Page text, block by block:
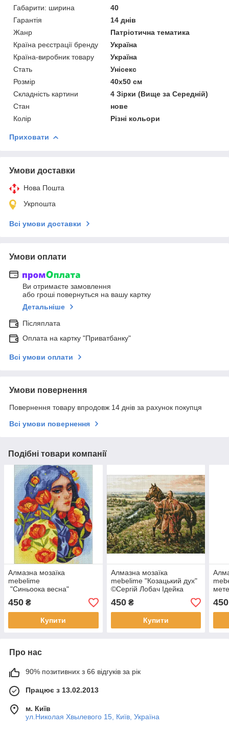
Габарити: ширина
40
Гарантія
14 днів
Жанр
Патріотична тематика
Країна реєстрації бренду
Україна
Країна-виробник товару
Україна
Стать
Унісекс
Розмір
40х50 см
Складність картини
4 Зірки (Вище за Середній)
Стан
нове
Колір
Різні кольори
Приховати
Умови доставки
Нова Пошта
Укрпошта
Всі умови доставки
Умови оплати
Ви отримаєте замовлення
або гроші повернуться на вашу картку
Детальніше
Післяплата
Оплата на картку "Приватбанку"
Всі умови оплати
Умови повернення
Повернення товару впродовж 14 днів за рахунок покупця
Всі умови повернення
Подібні товари компанії
Алмазна мозаїка
mebelime
"Синьоока весна"
Ідейка AMO7475 40х50 см
450 ₴
Купити
Алмазна мозаїка
mebelime "Козацький дух"
©Сергій Лобач Ідейка
450₴
Купити
450
Про нас
90% позитивних з 66 відгуків за рік
Працює з 13.02.2013
м. Київ
ул.Николая Хвылевого 15, Київ, Україна